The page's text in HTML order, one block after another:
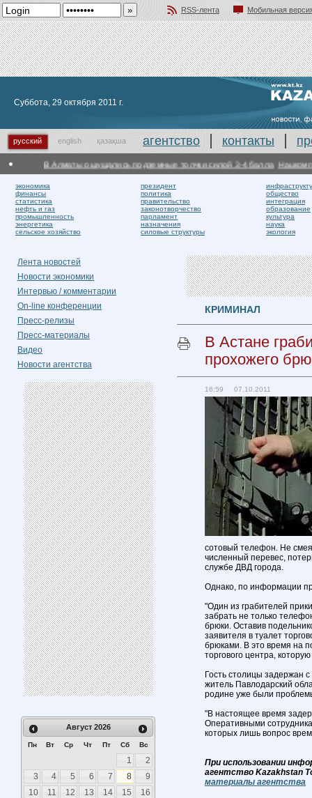
RSS-лента
Мобильная
Суббота, 29 октября 2011 г.
русский english қазақша агентство контакты
В Алматы ощущались подземные толчки силой 3-4 балла
экономика
финансы
статистика
нефть и газ
промышленность
энергетика
сельское хозяйство
президент
политика
правительство
законотворчество
парламент
назначения
силовые структуры
общество
интеграция
образование
культура
наука
экология
Лента новостей
Новости экономики
Интервью / комментарии
On-line конференции
Пресс-релизы
Пресс-материалы
Видео
Новости агентства
Август 2026
Пн Вт Ср Чт Пт Сб Вс
1
2
3
4 5 6 7 8
9
10
11 12 13 14 15
16
КРИМИНАЛ
В Астане
прохожего
16:59 07.10.2011
сотовый телефон. Не
численный перевес,
службе ДВД города.
Однако, по информации
"Один из грабителей
забрать не только
брюки. Оставив
заявителя в туалет
брюками. В это время на
торгового центра,
Гость столицы задержан
житель Павлодарский
родине уже были
"В настоящее время
Оперативными
которых лишь вопрос
При использовании
агентство Kazakhstan
материалы агентства